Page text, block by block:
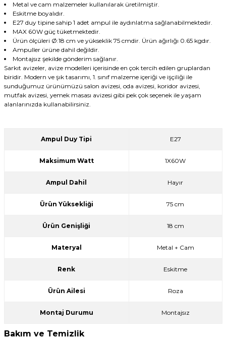
Metal ve cam malzemeler kullanılarak üretilmiştir.
Eskitme boyalıdır.
E27 duy tipine sahip 1 adet ampul ile aydınlatma sağlanabilmektedir.
MAX 60W güç tüketmektedir.
Ürün ölçüleri Ø:18 cm ve yükseklik 75 cmdir. Ürün ağırlığı 0.65 kgdır.
Ampuller ürüne dahil değildir.
Montajsız şekilde gönderim sağlanır.
Sarkıt avizeler, avize modelleri içerisinde en çok tercih edilen gruplardan
biridir. Modern ve şık tasarımı, 1. sınıf malzeme içeriği ve işçiliği ile
sunduğumuz ürünümüzü salon avizesi, oda avizesi, koridor avizesi,
mutfak avizesi, yemek masası avizesi gibi pek çok seçenek ile yaşam
alanlarınızda kullanabilirsiniz.
Ampul Duy Tipi E27
Maksimum Watt 1X60W
Ampul Dahil Hayır
Ürün Yüksekliği 75 cm
Ürün Genişliği 18 cm
Materyal Metal + Cam
Renk Eskitme
Ürün Ailesi Roza
Montaj Durumu Montajsız
Bakım ve Temizlik